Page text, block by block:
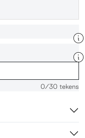
0/30 tekens